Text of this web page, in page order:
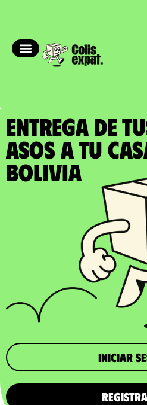
ENTREGA DE
ASOS a tu
Bolivia
iniciar